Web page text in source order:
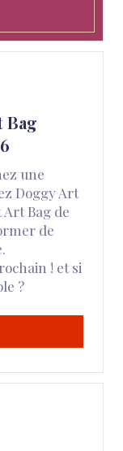
Bag
une
Doggy Art
Bag de
de
! et si
?